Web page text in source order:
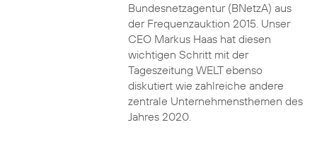
Bundesnetzagentur (BNetzA) aus
der Frequenzauktion 2015. Unser
CEO Markus Haas hat diesen
wichtigen Schritt mit der
Tageszeitung WELT ebenso
diskutiert wie zahlreiche andere
zentrale Unternehmensthemen des
Jahres 2020.